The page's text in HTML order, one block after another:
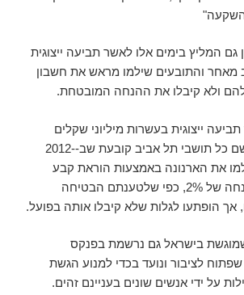
השקעה"
המליץ בימים אלו לאשר תביעה ייצוגית
מאחר והתובעים שילמו מראש את חשבון
ולא קיבלו את ההנחה המובטחת.
ייצוגית בעשרות מיליוני שקלים
שמתנהלת עדיין בשם כל תושבי תל אביב קובעת שב-2012-
את הארנונה באמצעות הוראת קבע
בבנק ציפו לקבל הנחה של 2%, כפי שלטענתם הבטיחה
אך הופתעו לגלות שלא קיבלו אותה בפועל.
שמוגשת בישראל גם נרשמת בפנקס
שפתוח לציבור ונועד בכדי למנוע הגשת
על ידי אנשים שונים בעניינם זהים.